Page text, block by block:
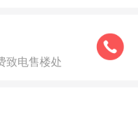
致电售楼处